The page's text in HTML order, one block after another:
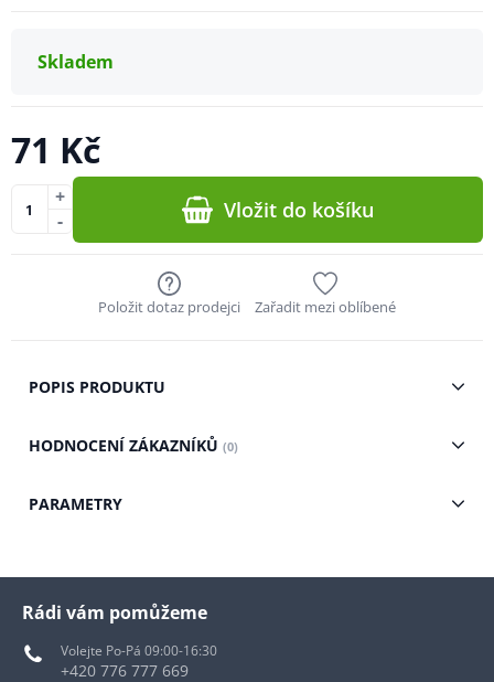
Skladem
71 Kč
-
+ Vložit do košíku
Položit dotaz prodejci Zařadit mezi oblíbené
POPIS PRODUKTU
HODNOCENÍ ZÁKAZNÍKŮ (0)
PARAMETRY
Rádi vám pomůžeme
Volejte Po-Pá 09:00-16:30
+420 776 777 669